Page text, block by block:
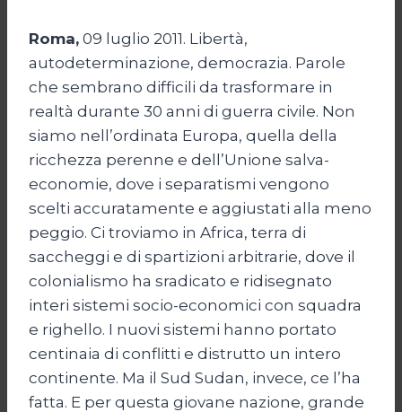
Roma, 09 luglio 2011. Libertà,
autodeterminazione, democrazia. Parole
che sembrano difficili da trasformare in
realtà durante 30 anni di guerra civile. Non
siamo nell’ordinata Europa, quella della
ricchezza perenne e dell’Unione salva-
economie, dove i separatismi vengono
scelti accuratamente e aggiustati alla meno
peggio. Ci troviamo in Africa, terra di
saccheggi e di spartizioni arbitrarie, dove il
colonialismo ha sradicato e ridisegnato
interi sistemi socio-economici con squadra
e righello. I nuovi sistemi hanno portato
centinaia di conflitti e distrutto un intero
continente. Ma il Sud Sudan, invece, ce l’ha
fatta. E per questa giovane nazione, grande